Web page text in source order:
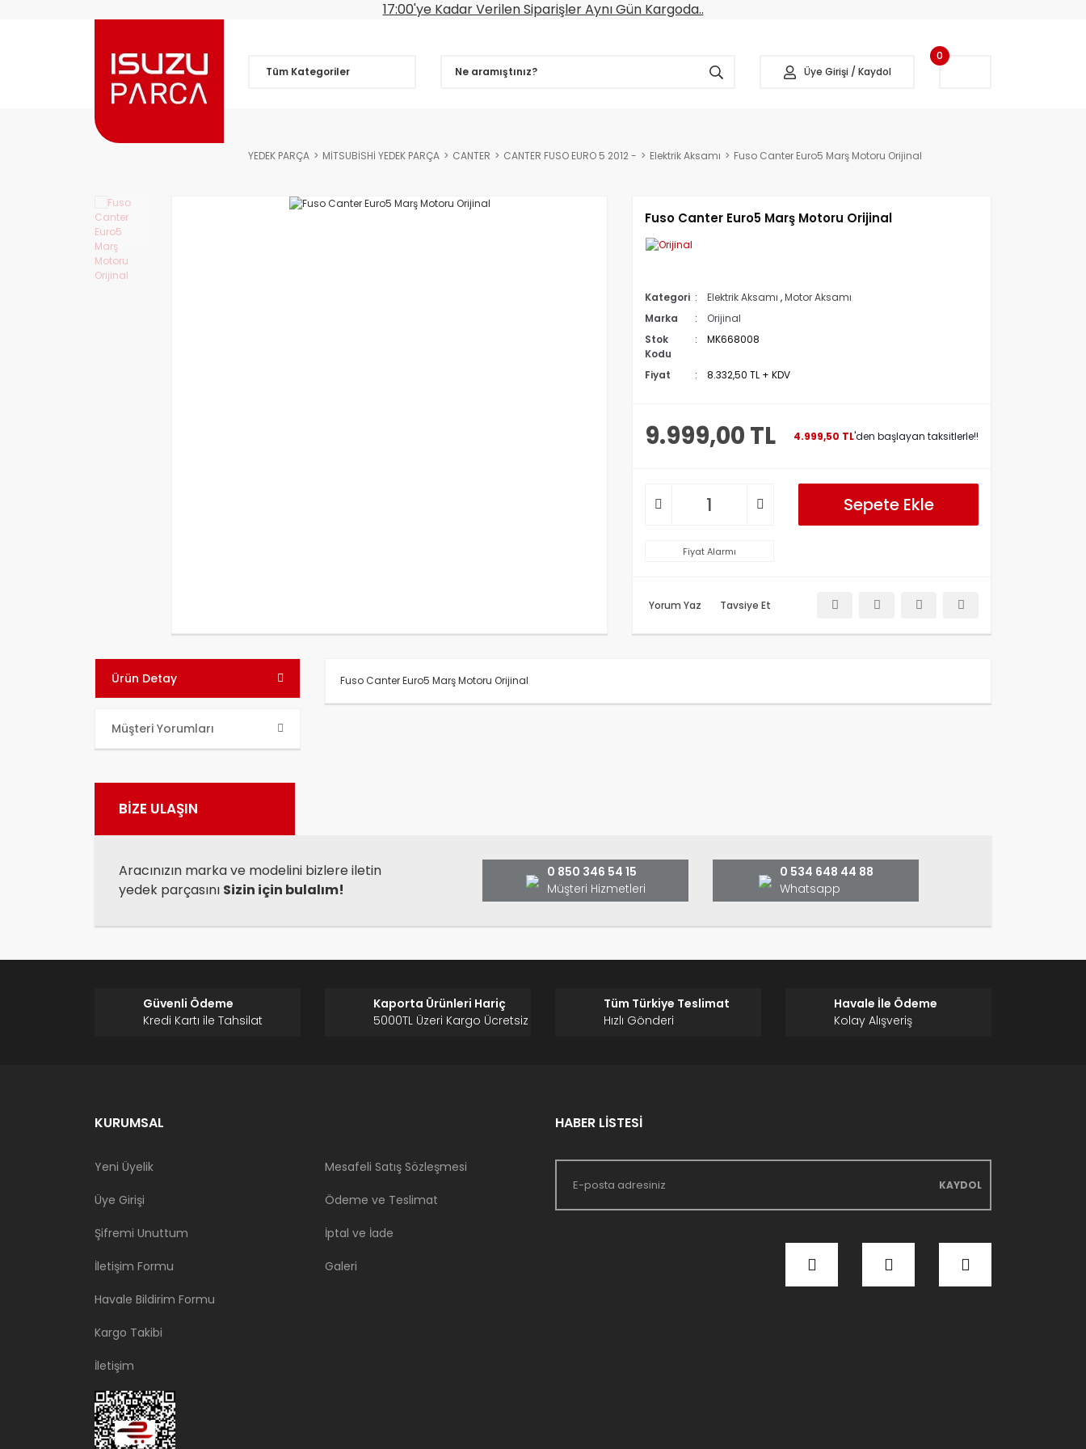
17:00'ye Kadar Verilen Siparişler Aynı Gün Kargoda..
Tüm Kategoriler Üye Girişi / Kaydol
0
YEDEK PARÇA MİTSUBİSHİ YEDEK PARÇA CANTER CANTER FUSO EURO 5 2012 - Elektrik Aksamı Fuso Canter Euro5 Marş Motoru Orijinal
Fuso Canter Euro5 Marş Motoru Orijinal
Kategori Elektrik Aksamı ,Motor Aksamı
Marka
Orijinal
Stok
Kodu
MK668008
Fiyat 8.332,50 TL + KDV
9.999,00 TL 4.999,50 TL'den başlayan taksitlerle!!
Sepete Ekle
Fiyat Alarmı
Yorum Yaz Tavsiye Et
Ürün Detay
Müşteri Yorumları
Fuso Canter Euro5 Marş Motoru Orijinal
Ürün fiyatı diğer sitelerden daha pahalı.
Bu ürüne benzer farklı alternatifler olmalı.
BİZE ULAŞIN
Aracınızın marka ve modelini bizlere iletin
yedek parçasını Sizin için bulalım!
0 850 346 54 15
Müşteri Hizmetleri
0 534 648 44 88
Whatsapp
Güvenli Ödeme
Kredi Kartı ile Tahsilat
Kaporta Ürünleri Hariç
5000TL Üzeri Kargo Ücretsiz
Tüm Türkiye Teslimat
Hızlı Gönderi
Havale İle Ödeme
Kolay Alışveriş
KURUMSAL
Yeni Üyelik
Üye Girişi
Şifremi Unuttum
İletişim Formu
Havale Bildirim Formu
Kargo Takibi
İletişim
Mesafeli Satış Sözleşmesi
Ödeme ve Teslimat
İptal ve İade
Galeri
HABER LİSTESİ
KAYDOL